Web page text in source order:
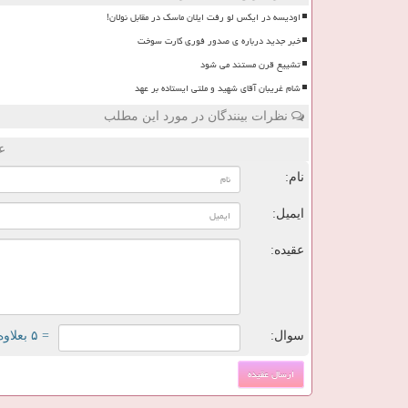
اودیسه در ایکس لو رفت ایلان ماسک در مقابل نولان!
خبر جدید درباره ی صدور فوری کارت سوخت
تشییع قرن مستند می شود
شام غریبان آقای شهید و ملتی ایستاده بر عهد
نظرات بینندگان در مورد این مطلب
نام:
ایمیل:
عقیده:
سوال: = ۵ بعلاوه ۲